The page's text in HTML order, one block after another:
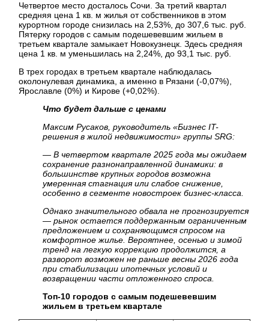
Четвертое место досталось Сочи. За третий квартал
средняя цена 1 кв. м жилья от собственников в этом
курортном городе снизилась на 2,53%, до 307,6 тыс. руб.
Пятерку городов с самым подешевевшим жильем в
третьем квартале замыкает Новокузнецк. Здесь средняя
цена 1 кв. м уменьшилась на 2,24%, до 93,1 тыс. руб.
В трех городах в третьем квартале наблюдалась
околонулевая динамика, а именно в Рязани (-0,07%),
Ярославле (0%) и Кирове (+0,02%).
Что будет дальше с ценами
Максим Русаков, руководитель «Бизнес IT-
решения в жилой недвижимости» группы SRG:
— В четвертом квартале 2025 года мы ожидаем
сохранение разнонаправленной динамики: в
большинстве крупных городов возможна
умеренная стагнация или слабое снижение,
особенно в сегменте новостроек бизнес-класса.
Однако значительного обвала не прогнозируется
— рынок остается поддержанным ограниченным
предложением и сохраняющимся спросом на
комфортное жилье. Вероятнее, осенью и зимой
тренд на легкую коррекцию продолжится, а
разворот возможен не раньше весны 2026 года
при стабилизации ипотечных условий и
возвращении части отложенного спроса.
Топ-10 городов с самым подешевевшим
жильем в третьем квартале